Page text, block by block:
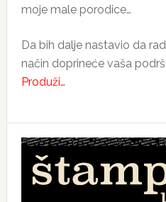
moje male porodice…
Da bih dalje nastavio da
način doprineće vaša
Produži…